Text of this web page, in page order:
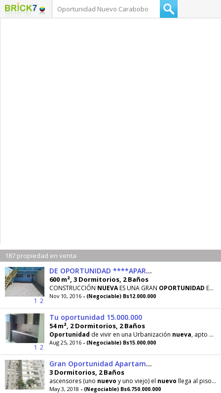
187 propiedad en venta
1 2
DE OPORTUNIDAD ****APARTAMENTO TRES NIVELES***
600 m², 3 Dormitorios, 2 Baños
CONSTRUCCIÓN NUEVAES UNA GRAN OPORTUNIDAD EN PLENA VÍA PRINCIPAL DE MARIARA ESTADO
Nov 10, 2016 - (Negociable) Bs12.000.000
1 2
Tu oportunidad 15.000.000
54 m², 2 Dormitorios, 2 Baños
Oportunidad de vivir en una Urbanización nueva, apto a estrenar para ser habitado inmediatamente
Aug 25, 2016 - (Negociable) Bs15.000.000
Gran Oportunidad Apartamento Centro Norte A1200
3 Dormitorios, 2 Baños
ascensores (uno nuevo y uno viejo) el nuevo llega al piso del apto.
May 3, 2018 - (Negociable) Bs6.750.000.000